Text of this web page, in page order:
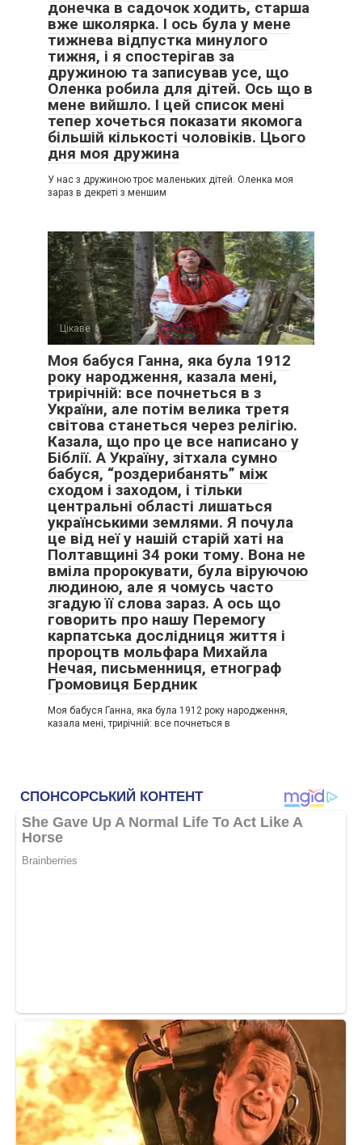
донечка в садочок ходить, старша
вже школярка. І ось була у мене
тижнева відпустка минулого
тижня, і я спостерігав за
дружиною та записував усе, що
Оленка робила для дітей. Ось що в
мене вийшло. І цей список мені
тепер хочеться показати якомога
більшій кількості чоловіків. Цього
дня моя дружина
У нас з дружиною троє маленьких дітей. Оленка моя
зараз в декреті з меншим
Цікаве 0
Моя бабуся Ганна, яка була 1912
року народження, казала мені,
трирічній: все почнеться в з
України, але потім велика третя
світова станеться через релігію.
Казала, що про це все написано у
Біблії. А Україну, зітхала сумно
бабуся, “роздерибанять” між
сходом і заходом, і тільки
центральні області лишаться
українськими землями. Я почула
це від неї у нашій старій хаті на
Полтавщині 34 роки тому. Вона не
вміла пророкувати, була віруючою
людиною, але я чомусь часто
згадую її слова зараз. А ось що
говорить про нашу Перемогу
карпатська дослідниця життя і
пророцтв мольфара Михайла
Нечая, письменниця, етнограф
Громовиця Бердник
Моя бабуся Ганна, яка була 1912 року народження,
казала мені, трирічній: все почнеться в